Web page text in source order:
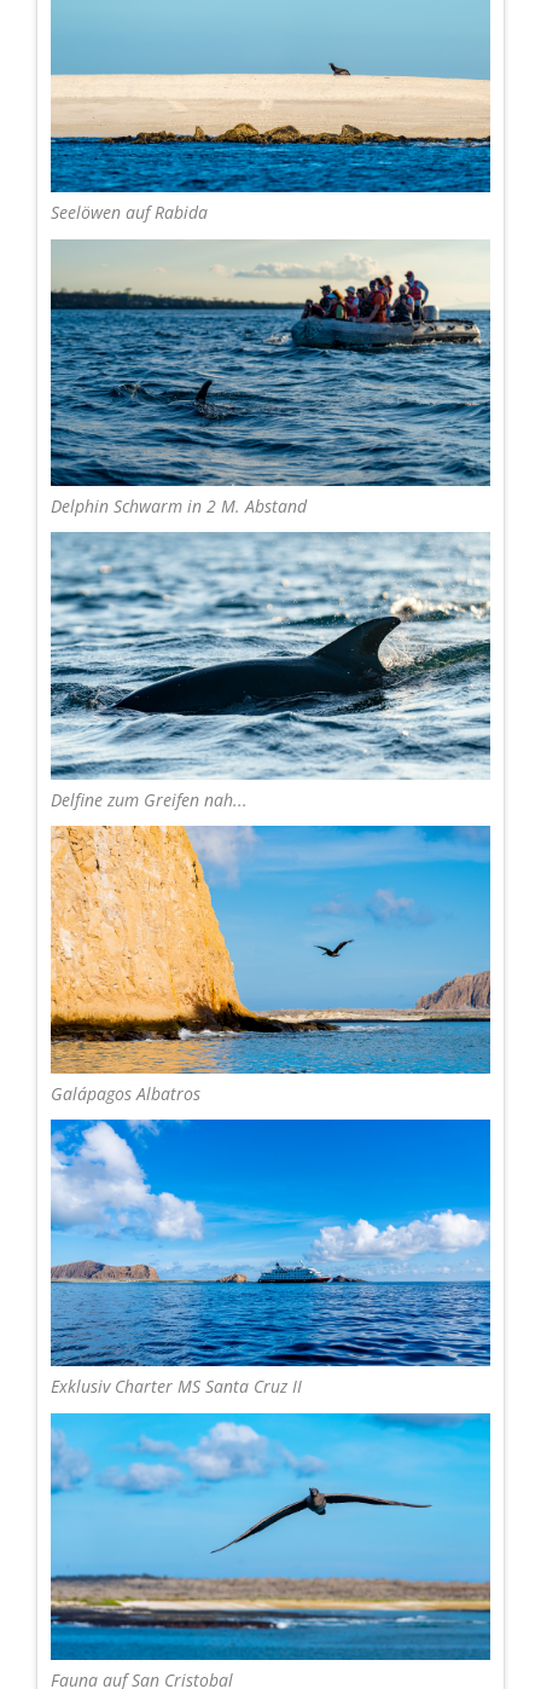
Seelöwen auf Rabida
Delphin Schwarm in 2 M. Abstand
Delfine zum Greifen nah...
Galápagos Albatros
Exklusiv Charter MS Santa Cruz II
Fauna auf San Cristobal